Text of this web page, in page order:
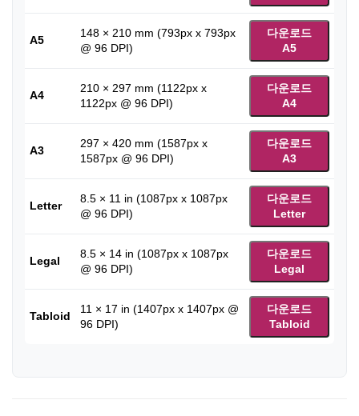
A5
148 × 210 mm (793px x 793px
@ 96 DPI)
다운로드
A5
A4
210 × 297 mm (1122px x
1122px @ 96 DPI)
다운로드
A4
A3
297 × 420 mm (1587px x
1587px @ 96 DPI)
다운로드
A3
Letter
8.5 × 11 in (1087px x 1087px
@ 96 DPI)
다운로드
Letter
Legal
8.5 × 14 in (1087px x 1087px
@ 96 DPI)
다운로드
Legal
Tabloid
11 × 17 in (1407px x 1407px @
96 DPI)
다운로드
Tabloid